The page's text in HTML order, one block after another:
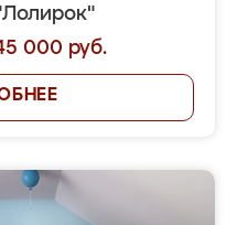
000 руб.